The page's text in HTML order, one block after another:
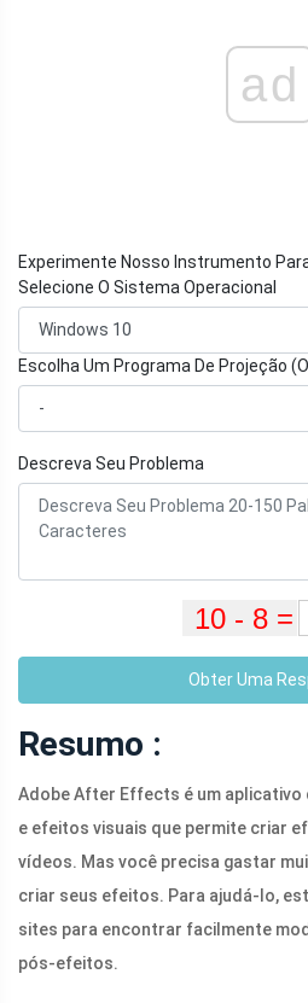
ad
Experimente Nosso Instrumento
Selecione O Sistema Operacional
Escolha Um Programa De Projeção
Descreva Seu Problema
Obter Uma
Resumo :
Adobe After Effects é um aplicativo
e efeitos visuais que permite criar
vídeos. Mas você precisa gastar
criar seus efeitos. Para ajudá-lo,
sites para encontrar facilmente
pós-efeitos.